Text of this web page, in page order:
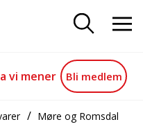
få mulighet
vi mener Bli medlem
Møre og Romsdal